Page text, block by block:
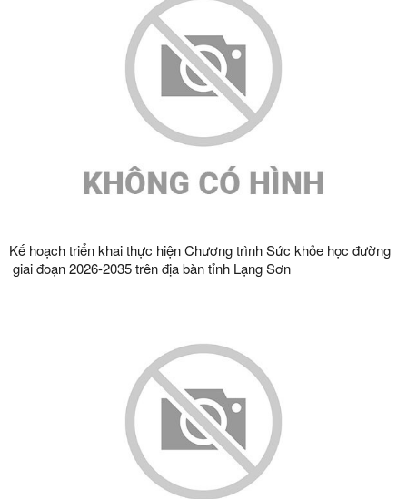
Kế hoạch triển khai thực hiện Chương trình Sức khỏe học đường
giai đoạn 2026-2035 trên địa bàn tỉnh Lạng Sơn